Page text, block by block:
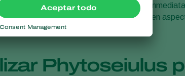
de patas), comienza a alimentarse
deutoninfas son similares a los adultos en
Phytoseiulus